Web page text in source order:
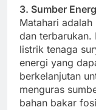
3. Sumber
Matahari
dan terbarukan.
listrik tenaga
energi yang
berkelanjutan
menguras
bahan bakar